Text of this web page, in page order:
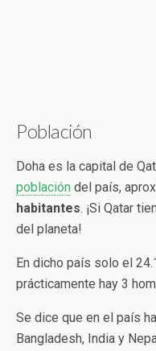
Población
Doha es la capital de
población del país,
habitantes. ¡Si Qatar
del planeta!
En dicho país solo el
prácticamente hay 3
Se dice que en el país
Bangladesh, India y